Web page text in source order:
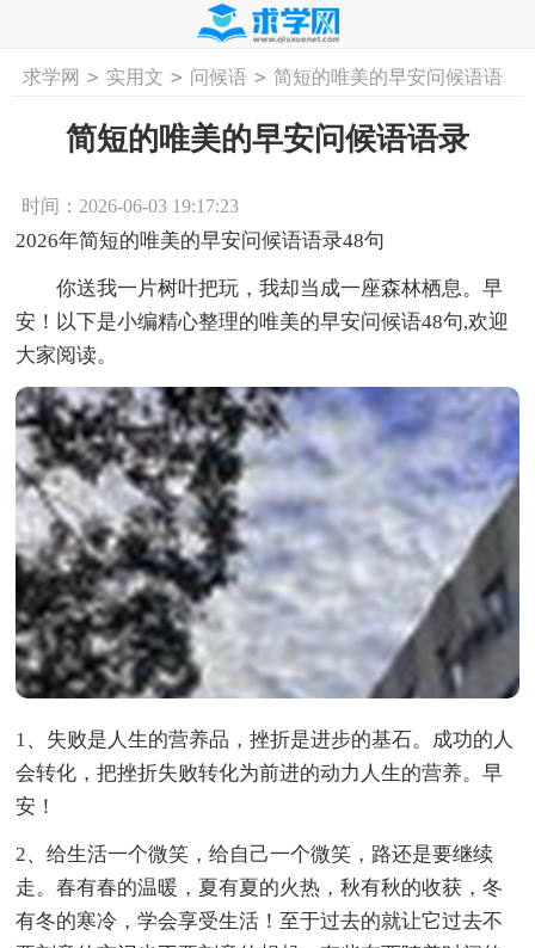
首页 工作计划 活动计划 学习计划
求学网 > 实用文 > 问候语 > 简短的唯美的早安问候语语
简短的唯美的早安问候语语录
时间：2026-06-03 19:17:23
2026年简短的唯美的早安问候语语录48句
你送我一片树叶把玩，我却当成一座森林栖息。早
安！以下是小编精心整理的唯美的早安问候语48句,欢迎
大家阅读。
1、失败是人生的营养品，挫折是进步的基石。成功的人
会转化，把挫折失败转化为前进的动力人生的营养。早
安！
2、给生活一个微笑，给自己一个微笑，路还是要继续
走。春有春的温暖，夏有夏的火热，秋有秋的收获，冬
有冬的寒冷，学会享受生活！至于过去的就让它过去不